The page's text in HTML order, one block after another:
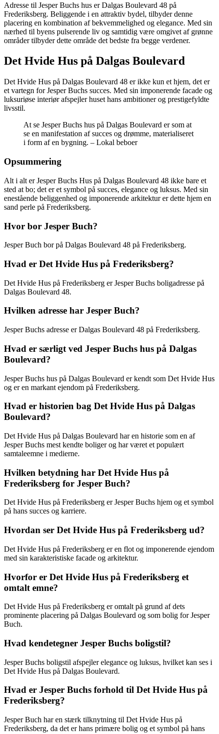
Adresse til Jesper Buchs hus er Dalgas Boulevard 48 på
Frederiksberg. Beliggende i en attraktiv bydel, tilbyder denne
placering en kombination af bekvemmelighed og elegance. Med sin
nærhed til byens pulserende liv og samtidig være omgivet af grønne
områder tilbyder dette område det bedste fra begge verdener.
Det Hvide Hus på Dalgas Boulevard
Det Hvide Hus på Dalgas Boulevard 48 er ikke kun et hjem, det er
et vartegn for Jesper Buchs succes. Med sin imponerende facade og
luksuriøse interiør afspejler huset hans ambitioner og prestigefyldte
livsstil.
At se Jesper Buchs hus på Dalgas Boulevard er som at
se en manifestation af succes og drømme, materialiseret
i form af en bygning. – Lokal beboer
Opsummering
Alt i alt er Jesper Buchs Hus på Dalgas Boulevard 48 ikke bare et
sted at bo; det er et symbol på succes, elegance og luksus. Med sin
enestående beliggenhed og imponerende arkitektur er dette hjem en
sand perle på Frederiksberg.
Hvor bor Jesper Buch?
Jesper Buch bor på Dalgas Boulevard 48 på Frederiksberg.
Hvad er Det Hvide Hus på Frederiksberg?
Det Hvide Hus på Frederiksberg er Jesper Buchs boligadresse på
Dalgas Boulevard 48.
Hvilken adresse har Jesper Buch?
Jesper Buchs adresse er Dalgas Boulevard 48 på Frederiksberg.
Hvad er særligt ved Jesper Buchs hus på Dalgas
Boulevard?
Jesper Buchs hus på Dalgas Boulevard er kendt som Det Hvide Hus
og er en markant ejendom på Frederiksberg.
Hvad er historien bag Det Hvide Hus på Dalgas
Boulevard?
Det Hvide Hus på Dalgas Boulevard har en historie som en af
Jesper Buchs mest kendte boliger og har været et populært
samtaleemne i medierne.
Hvilken betydning har Det Hvide Hus på
Frederiksberg for Jesper Buch?
Det Hvide Hus på Frederiksberg er Jesper Buchs hjem og et symbol
på hans succes og karriere.
Hvordan ser Det Hvide Hus på Frederiksberg ud?
Det Hvide Hus på Frederiksberg er en flot og imponerende ejendom
med sin karakteristiske facade og arkitektur.
Hvorfor er Det Hvide Hus på Frederiksberg et
omtalt emne?
Det Hvide Hus på Frederiksberg er omtalt på grund af dets
prominente placering på Dalgas Boulevard og som bolig for Jesper
Buch.
Hvad kendetegner Jesper Buchs boligstil?
Jesper Buchs boligstil afspejler elegance og luksus, hvilket kan ses i
Det Hvide Hus på Dalgas Boulevard.
Hvad er Jesper Buchs forhold til Det Hvide Hus på
Frederiksberg?
Jesper Buch har en stærk tilknytning til Det Hvide Hus på
Frederiksberg, da det er hans primære bolig og et symbol på hans